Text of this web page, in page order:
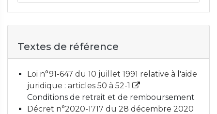
Textes de référence
Loi n°91-647 du 10 juillet 1991 relative à l'aide
juridique : articles 50 à 52-1
Conditions de retrait et de remboursement
Décret n°2020-1717 du 28 décembre 2020